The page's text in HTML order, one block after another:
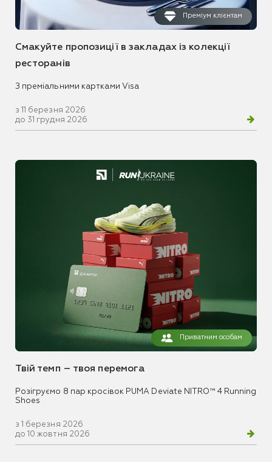
Преміум клієнтам
Смакуйте пропозиції в закладах із колекції
ресторанів
З преміальними картками Visa
з 11 березня 2026
до 31 грудня 2026
Приватним особам
Твій темп – твоя перемога
Розігруємо 8 пар кросівок PUMA Deviate NITRO™ 4 Running
Shoes
з 1 березня 2026
до 10 жовтня 2026